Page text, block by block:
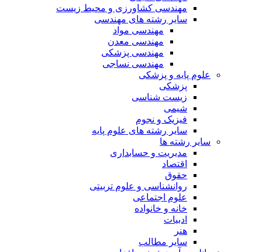
مهندسی کشاورزی و محیط زیست
سایر رشته های مهندسی
مهندسی مواد
مهندسی معدن
مهندسی پزشکی
مهندسی نساجی
علوم پایه و پزشکی
پزشکی
زیست شناسی
فیزیک و نجوم
سایر رشته های علوم پایه
سایر رشته ها
مدیریت و حسابداری
روانشناسی و علوم تربیتی
علوم اجتماعی
خانه و خانواده
سایر مطالب